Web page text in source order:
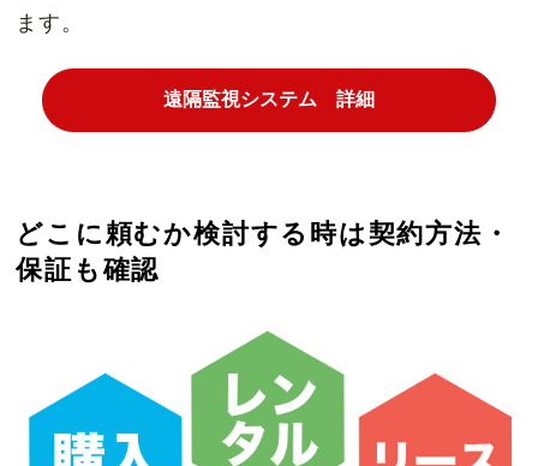
ます。
遠隔監視システム 詳細
どこに頼むか検討する時は契約方法・
保証も確認